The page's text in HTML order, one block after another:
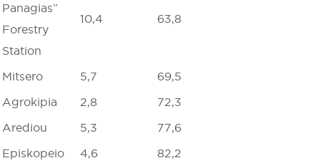
Panagias”
Forestry
Station
10,4 63,8
Mitsero 5,7
69,5
Agrokipia
2,8
72,3
Arediou
5,3
77,6
Episkopeio
4,6
82,2